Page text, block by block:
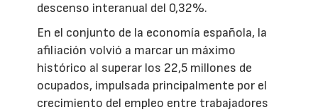
descenso interanual del 0,32%.
En el conjunto de la economía española, la
afiliación volvió a marcar un máximo
histórico al superar los 22,5 millones de
ocupados, impulsada principalmente por el
crecimiento del empleo entre trabajadores